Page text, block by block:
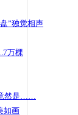
”独觉相声
万棵
然是……
如画